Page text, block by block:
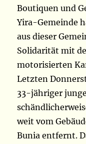
Boutiquen und
Yira-Gemeinde
aus dieser
Solidarität mit
motorisierten
Letzten
33-jähriger
weit vom
Bunia entfernt.